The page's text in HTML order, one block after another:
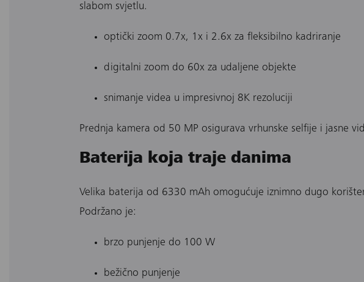
slabom svjetlu.
optički zoom 0.7x, 1x i 2.6x za fleksibilno kadriranje
digitalni zoom do 60x za udaljene objekte
snimanje videa u impresivnoj 8K rezoluciji
Prednja kamera od 50 MP osigurava vrhunske selfije i jasne
Baterija koja traje danima
Velika baterija od 6330 mAh omogućuje iznimno dugo
Podržano je:
brzo punjenje do 100 W
bežično punjenje